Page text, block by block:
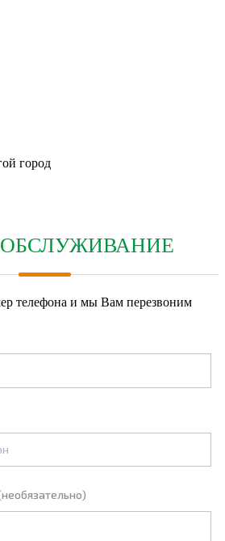
город
телефона и мы Вам перезвоним